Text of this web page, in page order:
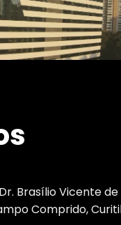
Brasílio Vicente de
Comprido,